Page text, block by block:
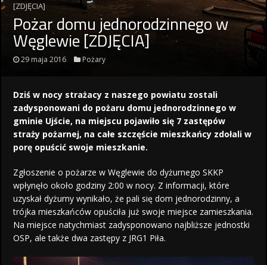
[ZDJĘCIA]
Pożar domu jednorodzinnego w
Węglewie [ZDJĘCIA]
29 maja 2016 Pożary
Dziś w nocy strażacy z naszego powiatu zostali
zadysponowani do pożaru domu jednorodzinnego w
gminie Ujście, na miejscu pojawiło się 7 zastępów
straży pożarnej, na całe szczęście mieszkańcy zdołali w
porę opuścić swoje mieszkanie.
Zgłoszenie o pożarze w Węglewie do dyżurnego SKKP
wpłynęło około godziny 2:00 w nocy. Z informacji, które
uzyskał dyżurny wynikało, że pali się dom jednorodzinny, a
trójka mieszkańców opuściła już swoje miejsce zamieszkania.
Na miejsce natychmiast zadysponowano najbliższe jednostki
OSP, ale także dwa zastępy z JRG1 Piła.